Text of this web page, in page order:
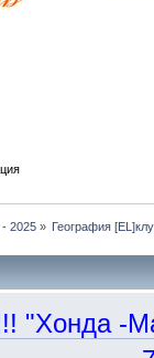
2025» География
-